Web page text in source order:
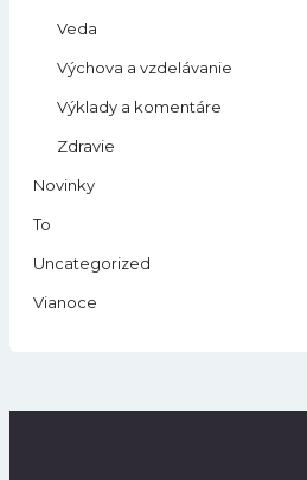
Veda
Výchova a vzdelávanie
Výklady a komentáre
Zdravie
Novinky
To
Uncategorized
Vianoce